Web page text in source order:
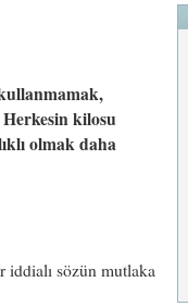
kilosu
olmak daha
iddialı sözün mutlaka